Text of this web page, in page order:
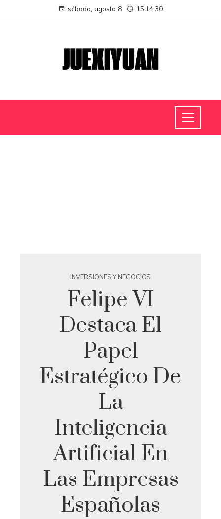
sábado, agosto 8 15:14:30
INVERSIONES Y NEGOCIOS
Felipe VI
Destaca El
Papel
Estratégico De
La
Inteligencia
Artificial En
Las Empresas
Españolas